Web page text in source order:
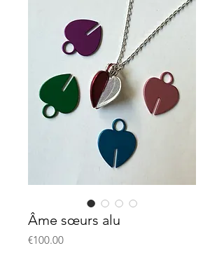
Âme sœurs alu
€100.00Price